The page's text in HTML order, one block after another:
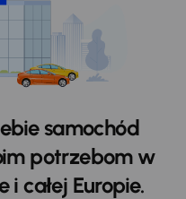
samochód
potrzebom w
i całej Europie.